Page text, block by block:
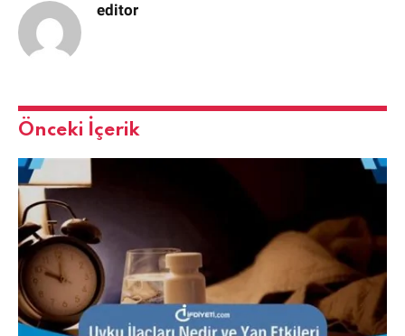
editor
Önceki İçerik